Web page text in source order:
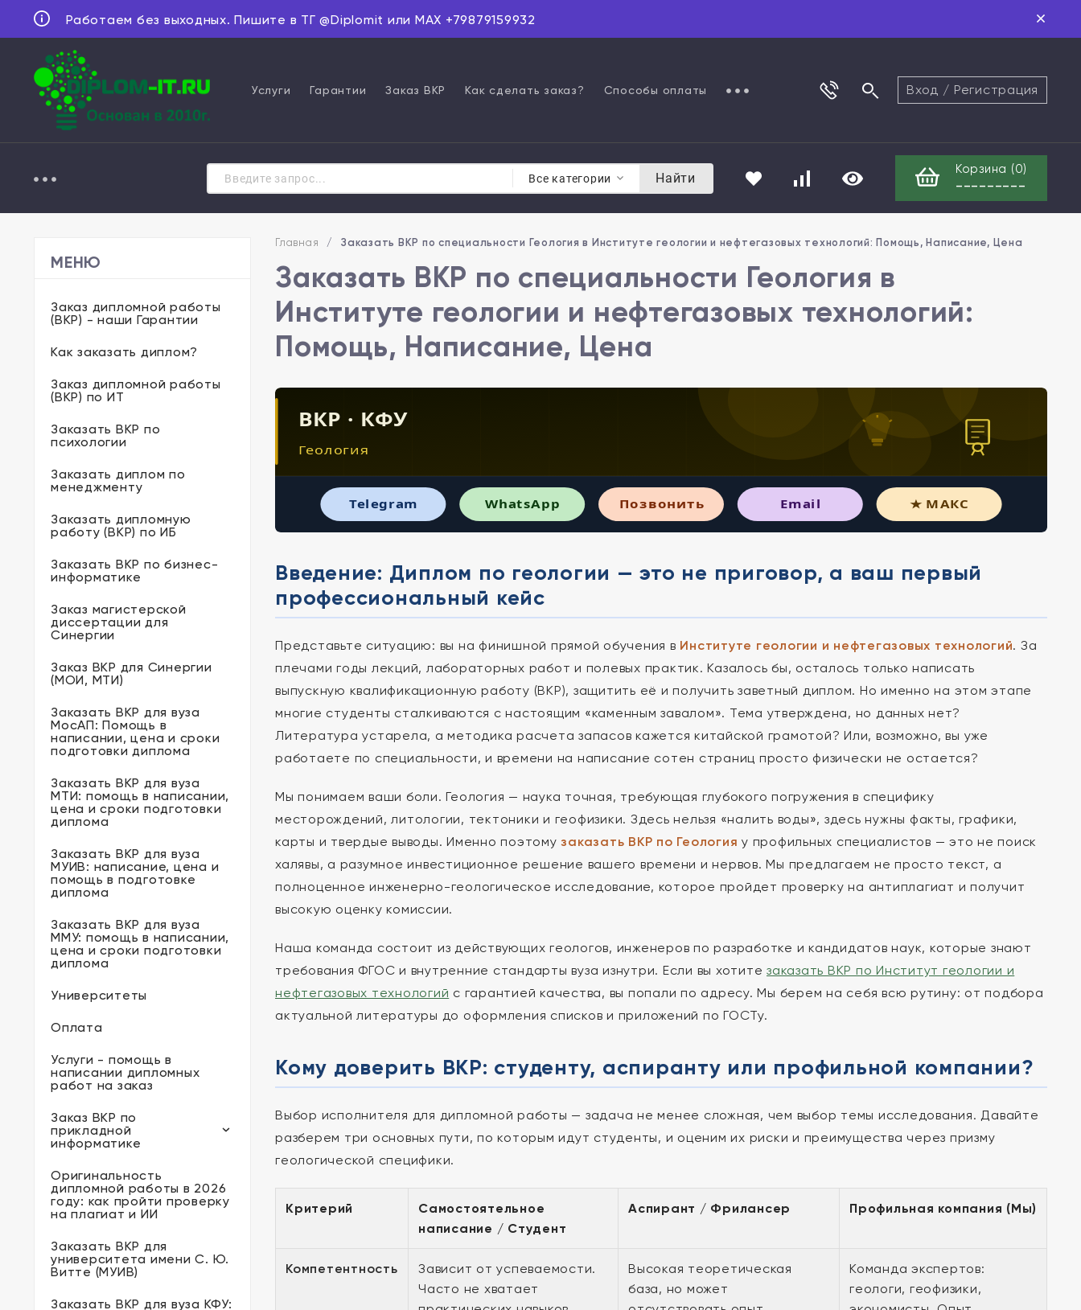
Работаем без выходных. Пишите в ТГ @Diplomit или MAX +79879159932
Услуги Гарантии Заказ ВКР Как сделать заказ? Способы оплаты Вход / Регистрация
Все категории Найти
Корзина (0)
---------
МЕНЮ
Заказ дипломной работы
(ВКР) - наши Гарантии
Как заказать диплом?
Заказ дипломной работы
(ВКР) по ИТ
Заказать ВКР по
психологии
Заказать диплом по
менеджменту
Заказать дипломную
работу (ВКР) по ИБ
Заказать ВКР по бизнес-
информатике
Заказ магистерской
диссертации для
Синергии
Заказ ВКР для Синергии
(МОИ, МТИ)
Заказать ВКР для вуза
МосАП: Помощь в
написании, цена и сроки
подготовки диплома
Заказать ВКР для вуза
МТИ: помощь в написании,
цена и сроки подготовки
диплома
Заказать ВКР для вуза
МУИВ: написание, цена и
помощь в подготовке
диплома
Заказать ВКР для вуза
ММУ: помощь в написании,
цена и сроки подготовки
диплома
Университеты
Оплата
Услуги - помощь в
написании дипломных
работ на заказ
Заказ ВКР по
прикладной
информатике
Оригинальность
дипломной работы в 2026
году: как пройти проверку
на плагиат и ИИ
Заказать ВКР для
университета имени С. Ю.
Витте (МУИВ)
Заказать ВКР для вуза КФУ:
Главная / Заказать ВКР по специальности Геология в Институте геологии и нефтегазовых технологий: Помощь, Написание, Цена
Заказать ВКР по специальности Геология в
Институте геологии и нефтегазовых технологий:
Помощь, Написание, Цена
ВКР · КФУ
Геология
Telegram WhatsApp Позвонить Email ★ МАКС
Введение: Диплом по геологии — это не приговор, а ваш первый
профессиональный кейс
Представьте ситуацию: вы на финишной прямой обучения в Институте геологии и нефтегазовых технологий. За
плечами годы лекций, лабораторных работ и полевых практик. Казалось бы, осталось только написать
выпускную квалификационную работу (ВКР), защитить её и получить заветный диплом. Но именно на этом этапе
многие студенты сталкиваются с настоящим «каменным завалом». Тема утверждена, но данных нет?
Литература устарела, а методика расчета запасов кажется китайской грамотой? Или, возможно, вы уже
работаете по специальности, и времени на написание сотен страниц просто физически не остается?
Мы понимаем ваши боли. Геология — наука точная, требующая глубокого погружения в специфику
месторождений, литологии, тектоники и геофизики. Здесь нельзя «налить воды», здесь нужны факты, графики,
карты и твердые выводы. Именно поэтомузаказать ВКР по Геология у профильных специалистов — это не поиск
халявы, а разумное инвестиционное решение вашего времени и нервов. Мы предлагаем не просто текст, а
полноценное инженерно-геологическое исследование, которое пройдет проверку на антиплагиат и получит
высокую оценку комиссии.
Наша команда состоит из действующих геологов, инженеров по разработке и кандидатов наук, которые знают
требования ФГОС и внутренние стандарты вуза изнутри. Если вы хотите заказать ВКР по Институт геологии и
нефтегазовых технологий с гарантией качества, вы попали по адресу. Мы берем на себя всю рутину: от подбора
актуальной литературы до оформления списков и приложений по ГОСТу.
Кому доверить ВКР: студенту, аспиранту или профильной компании?
Выбор исполнителя для дипломной работы — задача не менее сложная, чем выбор темы исследования. Давайте
разберем три основных пути, по которым идут студенты, и оценим их риски и преимущества через призму
геологической специфики.
Критерий
Самостоятельное
написание / Студент
Аспирант / Фрилансер Профильная компания (Мы)
Компетентность
Зависит от успеваемости.
Часто не хватает
Высокая теоретическая
база, но может
Команда экспертов:
геологи, геофизики,